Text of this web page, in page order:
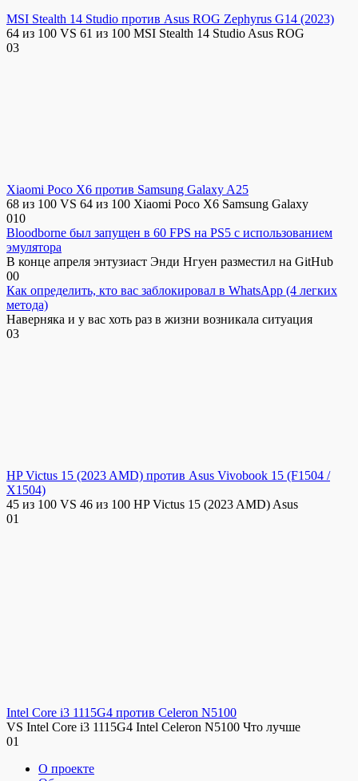
MSI Stealth 14 Studio против Asus ROG Zephyrus G14 (2023)
64 из 100 VS 61 из 100 MSI Stealth 14 Studio Asus ROG
03
Xiaomi Poco X6 против Samsung Galaxy A25
68 из 100 VS 64 из 100 Xiaomi Poco X6 Samsung Galaxy
010
Bloodborne был запущен в 60 FPS на PS5 с использованием
эмулятора
В конце апреля энтузиаст Энди Нгуен разместил на GitHub
00
Как определить, кто вас заблокировал в WhatsApp (4 легких
метода)
Наверняка и у вас хоть раз в жизни возникала ситуация
03
HP Victus 15 (2023 AMD) против Asus Vivobook 15 (F1504 /
X1504)
45 из 100 VS 46 из 100 HP Victus 15 (2023 AMD) Asus
01
Intel Core i3 1115G4 против Celeron N5100
VS Intel Core i3 1115G4 Intel Celeron N5100 Что лучше
01
О проекте